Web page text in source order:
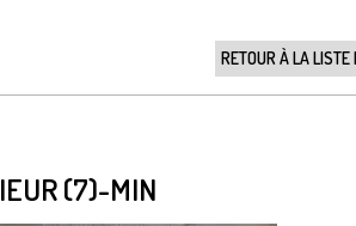
RETOUR À LA
(7)-MIN